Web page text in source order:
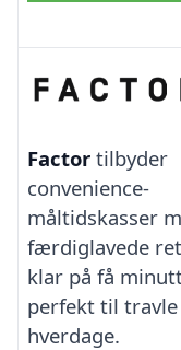
Factor tilbyder
convenience-
måltidskasser
færdiglavede
klar på få
perfekt til travle
hverdage.